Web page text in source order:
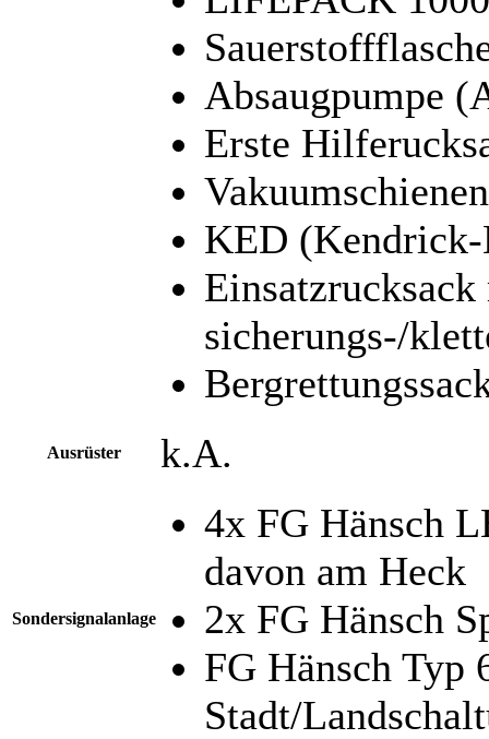
Absaugpumpe
Erste
KED
sicherungs-/
Ausrüster k.A.
Sondersignalanlage
4x FG Hänsch
davon am Heck
2x FG Hänsch
FG Hänsch Typ
Stadt/